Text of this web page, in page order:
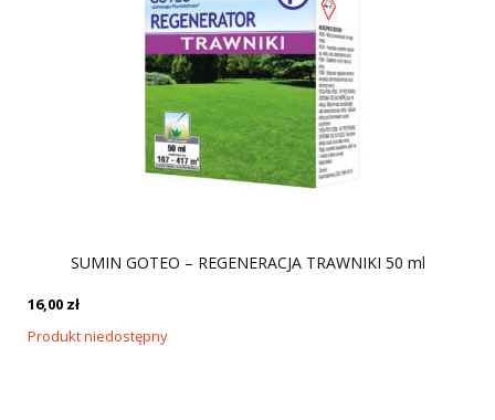
SUMIN GOTEO – REGENERACJA TRAWNIKI 50 ml
16,00 zł
Produkt niedostępny